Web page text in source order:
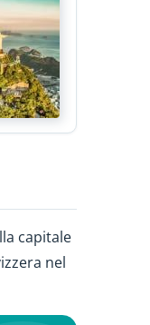
capitale
nel